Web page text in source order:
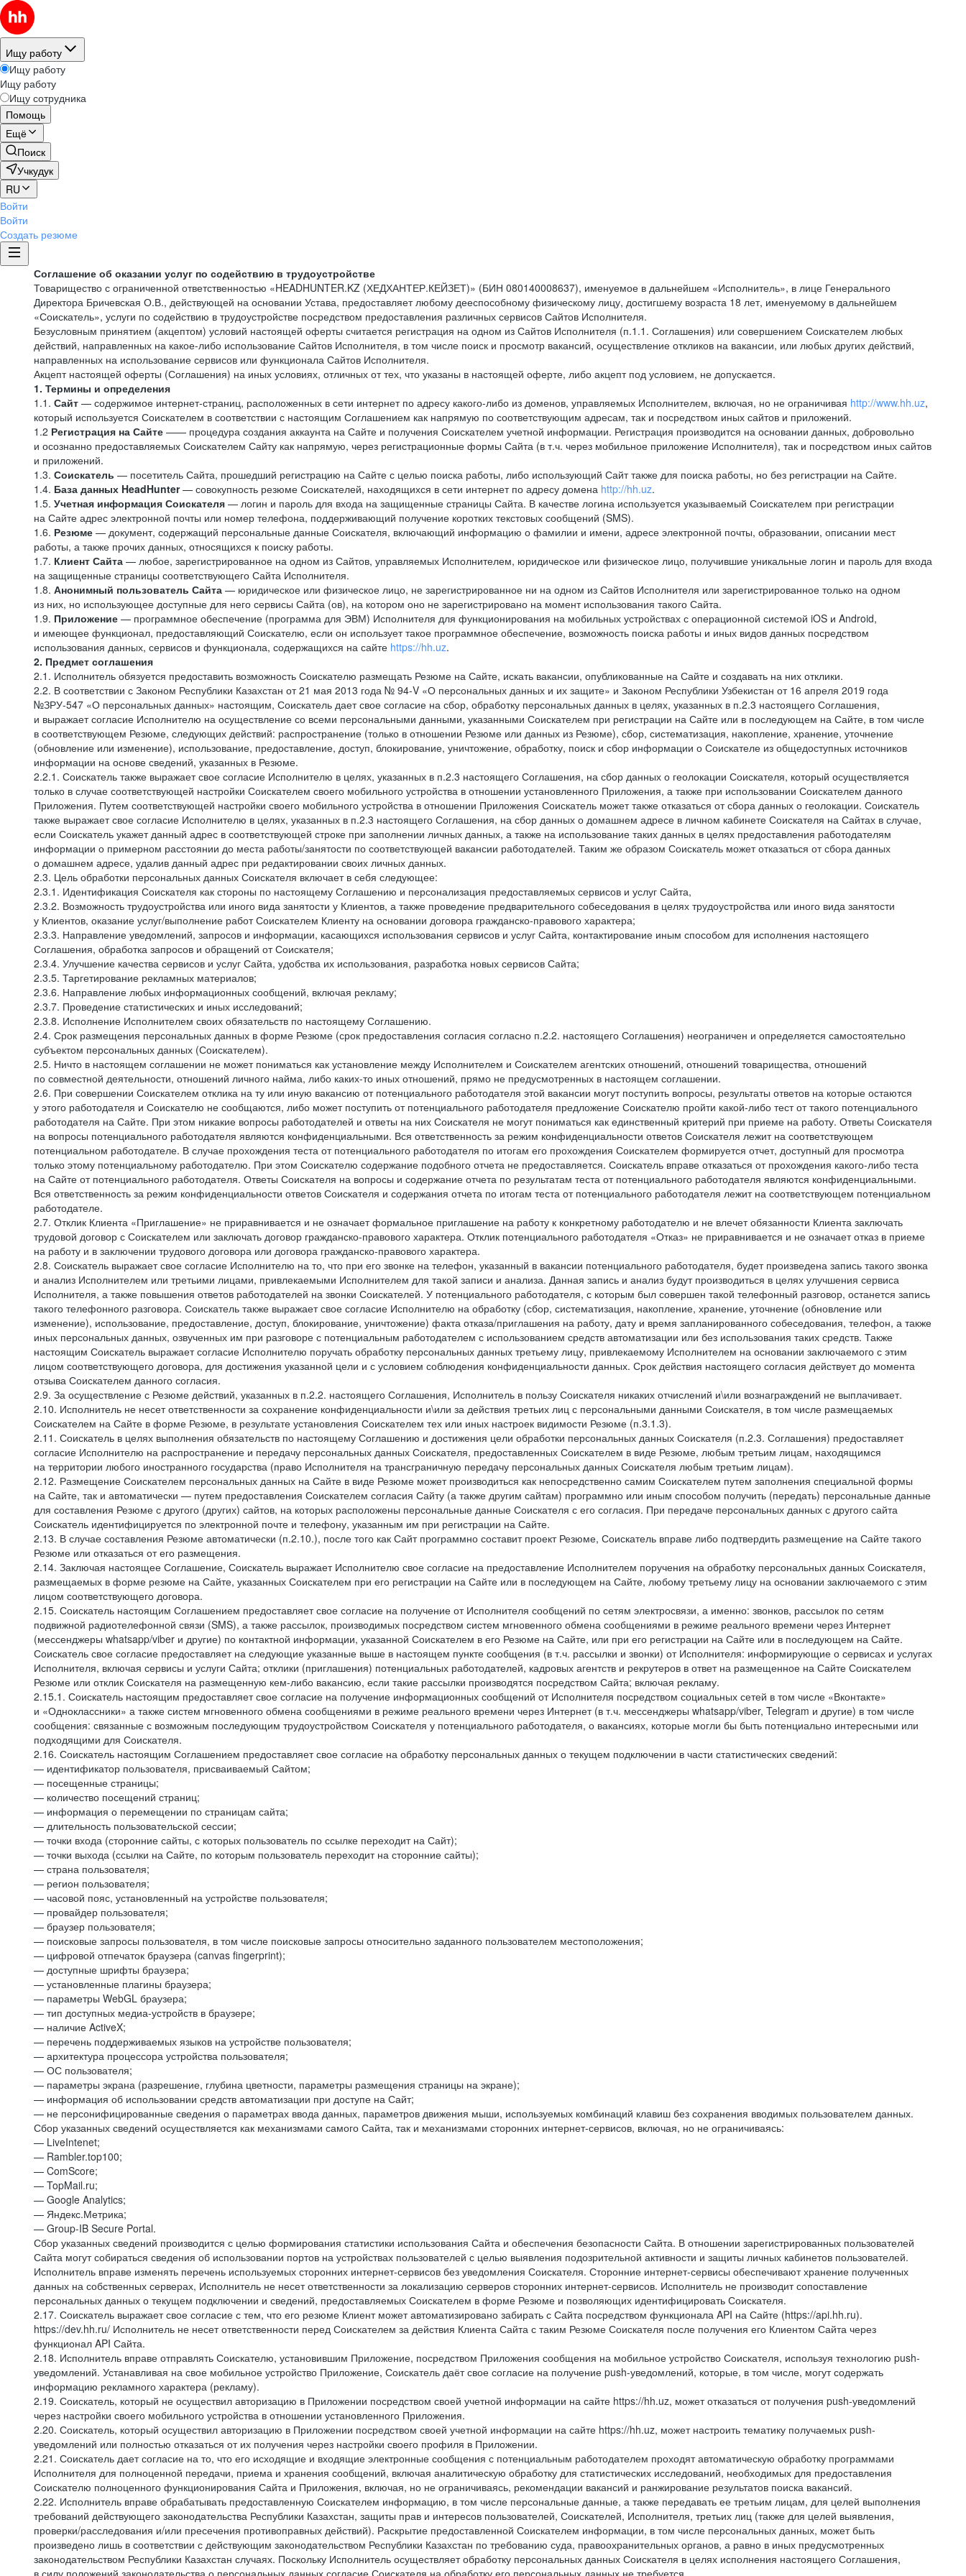
Ищу работу
Ищу работу
Ищу работу
Ищу сотрудника
Помощь
Ещё
Поиск
Учкудук
RU
Войти
Войти
Создать резюме
Соглашение об оказании услуг по содействию в трудоустройстве
Товарищество с ограниченной ответственностью «HEADHUNTER.KZ (ХЕДХАНТЕР.КЕЙЗЕТ)» (БИН 080140008637), именуемое в дальнейшем «Исполнитель», в лице Генерального
Директора Бричевская О.В., действующей на основании Устава, предоставляет любому дееспособному физическому лицу, достигшему возраста 18 лет, именуемому в дальнейшем
«Соискатель», услуги по содействию в трудоустройстве посредством предоставления различных сервисов Сайтов Исполнителя.
Безусловным принятием (акцептом) условий настоящей оферты считается регистрация на одном из Сайтов Исполнителя (п.1.1. Соглашения) или совершением Соискателем любых
действий, направленных на какое-либо использование Сайтов Исполнителя, в том числе поиск и просмотр вакансий, осуществление откликов на вакансии, или любых других действий,
направленных на использование сервисов или функционала Сайтов Исполнителя.
Акцепт настоящей оферты (Соглашения) на иных условиях, отличных от тех, что указаны в настоящей оферте, либо акцепт под условием, не допускается.
1. Термины и определения
1.1. Сайт — содержимое интернет-страниц, расположенных в сети интернет по адресу какого-либо из доменов, управляемых Исполнителем, включая, но не ограничивая http://www.hh.uz,
который используется Соискателем в соответствии с настоящим Соглашением как напрямую по соответствующим адресам, так и посредством иных сайтов и приложений.
1.2 Регистрация на Сайте —— процедура создания аккаунта на Сайте и получения Соискателем учетной информации. Регистрация производится на основании данных, добровольно
и осознанно предоставляемых Соискателем Сайту как напрямую, через регистрационные формы Сайта (в т.ч. через мобильное приложение Исполнителя), так и посредством иных сайтов
и приложений.
1.3. Соискатель — посетитель Сайта, прошедший регистрацию на Сайте с целью поиска работы, либо использующий Сайт также для поиска работы, но без регистрации на Сайте.
1.4. База данных HeadHunter— совокупность резюме Соискателей, находящихся в сети интернет по адресу домена http://hh.uz.
1.5. Учетная информация Соискателя — логин и пароль для входа на защищенные страницы Сайта. В качестве логина используется указываемый Соискателем при регистрации
на Сайте адрес электронной почты или номер телефона, поддерживающий получение коротких текстовых сообщений (SMS).
1.6. Резюме — документ, содержащий персональные данные Соискателя, включающий информацию о фамилии и имени, адресе электронной почты, образовании, описании мест
работы, а также прочих данных, относящихся к поиску работы.
1.7. Клиент Сайта — любое, зарегистрированное на одном из Сайтов, управляемых Исполнителем, юридическое или физическое лицо, получившие уникальные логин и пароль для входа
на защищенные страницы соответствующего Сайта Исполнителя.
1.8. Анонимный пользователь Сайта — юридическое или физическое лицо, не зарегистрированное ни на одном из Сайтов Исполнителя или зарегистрированное только на одном
из них, но использующее доступные для него сервисы Сайта (ов), на котором оно не зарегистрировано на момент использования такого Сайта.
1.9. Приложение — программное обеспечение (программа для ЭВМ) Исполнителя для функционирования на мобильных устройствах с операционной системой iOS и Android,
и имеющее функционал, предоставляющий Соискателю, если он использует такое программное обеспечение, возможность поиска работы и иных видов данных посредством
использования данных, сервисов и функционала, содержащихся на сайте https://hh.uz.
2. Предмет соглашения
2.1. Исполнитель обязуется предоставить возможность Соискателю размещать Резюме на Сайте, искать вакансии, опубликованные на Сайте и создавать на них отклики.
2.2. В соответствии с Законом Республики Казахстан от 21 мая 2013 года № 94-V «О персональных данных и их защите» и Законом Республики Узбекистан от 16 апреля 2019 года
№ЗРУ-547 «О персональных данных» настоящим, Соискатель дает свое согласие на сбор, обработку персональных данных в целях, указанных в п.2.3 настоящего Соглашения,
и выражает согласие Исполнителю на осуществление со всеми персональными данными, указанными Соискателем при регистрации на Сайте или в последующем на Сайте, в том числе
в соответствующем Резюме, следующих действий: распространение (только в отношении Резюме или данных из Резюме), сбор, систематизация, накопление, хранение, уточнение
(обновление или изменение), использование, предоставление, доступ, блокирование, уничтожение, обработку, поиск и сбор информации о Соискателе из общедоступных источников
информации на основе сведений, указанных в Резюме.
2.2.1. Соискатель также выражает свое согласие Исполнителю в целях, указанных в п.2.3 настоящего Соглашения, на сбор данных о геолокации Соискателя, который осуществляется
только в случае соответствующей настройки Соискателем своего мобильного устройства в отношении установленного Приложения, а также при использовании Соискателем данного
Приложения. Путем соответствующей настройки своего мобильного устройства в отношении Приложения Соискатель может также отказаться от сбора данных о геолокации. Соискатель
также выражает свое согласие Исполнителю в целях, указанных в п.2.3 настоящего Соглашения, на сбор данных о домашнем адресе в личном кабинете Соискателя на Сайтах в случае,
если Соискатель укажет данный адрес в соответствующей строке при заполнении личных данных, а также на использование таких данных в целях предоставления работодателям
информации о примерном расстоянии до места работы/занятости по соответствующей вакансии работодателей. Таким же образом Соискатель может отказаться от сбора данных
о домашнем адресе, удалив данный адрес при редактировании своих личных данных.
2.3. Цель обработки персональных данных Соискателя включает в себя следующее:
2.3.1. Идентификация Соискателя как стороны по настоящему Соглашению и персонализация предоставляемых сервисов и услуг Сайта,
2.3.2. Возможность трудоустройства или иного вида занятости у Клиентов, а также проведение предварительного собеседования в целях трудоустройства или иного вида занятости
у Клиентов, оказание услуг/выполнение работ Соискателем Клиенту на основании договора гражданско-правового характера;
2.3.3. Направление уведомлений, запросов и информации, касающихся использования сервисов и услуг Сайта, контактирование иным способом для исполнения настоящего
Соглашения, обработка запросов и обращений от Соискателя;
2.3.4. Улучшение качества сервисов и услуг Сайта, удобства их использования, разработка новых сервисов Сайта;
2.3.5. Таргетирование рекламных материалов;
2.3.6. Направление любых информационных сообщений, включая рекламу;
2.3.7. Проведение статистических и иных исследований;
2.3.8. Исполнение Исполнителем своих обязательств по настоящему Соглашению.
2.4. Срок размещения персональных данных в форме Резюме (срок предоставления согласия согласно п.2.2. настоящего Соглашения) неограничен и определяется самостоятельно
субъектом персональных данных (Соискателем).
2.5. Ничто в настоящем соглашении не может пониматься как установление между Исполнителем и Соискателем агентских отношений, отношений товарищества, отношений
по совместной деятельности, отношений личного найма, либо каких-то иных отношений, прямо не предусмотренных в настоящем соглашении.
2.6. При совершении Соискателем отклика на ту или иную вакансию от потенциального работодателя этой вакансии могут поступить вопросы, результаты ответов на которые остаются
у этого работодателя и Соискателю не сообщаются, либо может поступить от потенциального работодателя предложение Соискателю пройти какой-либо тест от такого потенциального
работодателя на Сайте. При этом никакие вопросы работодателей и ответы на них Соискателя не могут пониматься как единственный критерий при приеме на работу. Ответы Соискателя
на вопросы потенциального работодателя являются конфиденциальными. Вся ответственность за режим конфиденциальности ответов Соискателя лежит на соответствующем
потенциальном работодателе. В случае прохождения теста от потенциального работодателя по итогам его прохождения Соискателем формируется отчет, доступный для просмотра
только этому потенциальному работодателю. При этом Соискателю содержание подобного отчета не предоставляется. Соискатель вправе отказаться от прохождения какого-либо теста
на Сайте от потенциального работодателя. Ответы Соискателя на вопросы и содержание отчета по результатам теста от потенциального работодателя являются конфиденциальными.
Вся ответственность за режим конфиденциальности ответов Соискателя и содержания отчета по итогам теста от потенциального работодателя лежит на соответствующем потенциальном
работодателе.
2.7. Отклик Клиента «Приглашение» не приравнивается и не означает формальное приглашение на работу к конкретному работодателю и не влечет обязанности Клиента заключать
трудовой договор с Соискателем или заключать договор гражданско-правового характера. Отклик потенциального работодателя «Отказ» не приравнивается и не означает отказ в приеме
на работу и в заключении трудового договора или договора гражданско-правового характера.
2.8. Соискатель выражает свое согласие Исполнителю на то, что при его звонке на телефон, указанный в вакансии потенциального работодателя, будет произведена запись такого звонка
и анализ Исполнителем или третьими лицами, привлекаемыми Исполнителем для такой записи и анализа. Данная запись и анализ будут производиться в целях улучшения сервиса
Исполнителя, а также повышения ответов работодателей на звонки Соискателей. У потенциального работодателя, с которым был совершен такой телефонный разговор, останется запись
такого телефонного разговора. Соискатель также выражает свое согласие Исполнителю на обработку (сбор, систематизация, накопление, хранение, уточнение (обновление или
изменение), использование, предоставление, доступ, блокирование, уничтожение) факта отказа/приглашения на работу, дату и время запланированного собеседования, телефон, а также
иных персональных данных, озвученных им при разговоре с потенциальным работодателем с использованием средств автоматизации или без использования таких средств. Также
настоящим Соискатель выражает согласие Исполнителю поручать обработку персональных данных третьему лицу, привлекаемому Исполнителем на основании заключаемого с этим
лицом соответствующего договора, для достижения указанной цели и с условием соблюдения конфиденциальности данных. Срок действия настоящего согласия действует до момента
отзыва Соискателем данного согласия.
2.9. За осуществление с Резюме действий, указанных в п.2.2. настоящего Соглашения, Исполнитель в пользу Соискателя никаких отчислений и\или вознаграждений не выплачивает.
2.10. Исполнитель не несет ответственности за сохранение конфиденциальности и\или за действия третьих лиц с персональными данными Соискателя, в том числе размещаемых
Соискателем на Сайте в форме Резюме, в результате установления Соискателем тех или иных настроек видимости Резюме (п.3.1.3).
2.11. Соискатель в целях выполнения обязательств по настоящему Соглашению и достижения цели обработки персональных данных Соискателя (п.2.3. Соглашения) предоставляет
согласие Исполнителю на распространение и передачу персональных данных Соискателя, предоставленных Соискателем в виде Резюме, любым третьим лицам, находящимся
на территории любого иностранного государства (право Исполнителя на трансграничную передачу персональных данных Соискателя любым третьим лицам).
2.12. Размещение Соискателем персональных данных на Сайте в виде Резюме может производиться как непосредственно самим Соискателем путем заполнения специальной формы
на Сайте, так и автоматически — путем предоставления Соискателем согласия Сайту (а также другим сайтам) программно или иным способом получить (передать) персональные данные
для составления Резюме с другого (других) сайтов, на которых расположены персональные данные Соискателя с его согласия. При передаче персональных данных с другого сайта
Соискатель идентифицируется по электронной почте и телефону, указанным им при регистрации на Сайте.
2.13. В случае составления Резюме автоматически (п.2.10.), после того как Сайт программно составит проект Резюме, Соискатель вправе либо подтвердить размещение на Сайте такого
Резюме или отказаться от его размещения.
2.14. Заключая настоящее Соглашение, Соискатель выражает Исполнителю свое согласие на предоставление Исполнителем поручения на обработку персональных данных Соискателя,
размещаемых в форме резюме на Сайте, указанных Соискателем при его регистрации на Сайте или в последующем на Сайте, любому третьему лицу на основании заключаемого с этим
лицом соответствующего договора.
2.15. Соискатель настоящим Соглашением предоставляет свое согласие на получение от Исполнителя сообщений по сетям электросвязи, а именно: звонков, рассылок по сетям
подвижной радиотелефонной связи (SMS), а также рассылок, производимых посредством систем мгновенного обмена сообщениями в режиме реального времени через Интернет
(мессенджеры whatsapp/viber и другие) по контактной информации, указанной Соискателем в его Резюме на Сайте, или при его регистрации на Сайте или в последующем на Сайте.
Соискатель свое согласие предоставляет на следующие указанные выше в настоящем пункте сообщения (в т.ч. рассылки и звонки) от Исполнителя: информирующие о сервисах и услугах
Исполнителя, включая сервисы и услуги Сайта; отклики (приглашения) потенциальных работодателей, кадровых агентств и рекрутеров в ответ на размещенное на Сайте Соискателем
Резюме или отклик Соискателя на размещенную кем-либо вакансию, если такие рассылки производятся посредством Сайта; включая рекламу.
2.15.1. Соискатель настоящим предоставляет свое согласие на получение информационных сообщений от Исполнителя посредством социальных сетей в том числе «Вконтакте»
и «Одноклассники» а также систем мгновенного обмена сообщениями в режиме реального времени через Интернет (в т.ч. мессенджеры whatsapp/viber, Telegram и другие) в том числе
сообщения: связанные с возможным последующим трудоустройством Соискателя у потенциального работодателя, о вакансиях, которые могли бы быть потенциально интересными или
подходящими для Соискателя.
2.16. Соискатель настоящим Соглашением предоставляет свое согласие на обработку персональных данных о текущем подключении в части статистических сведений:
— идентификатор пользователя, присваиваемый Сайтом;
— посещенные страницы;
— количество посещений страниц;
— информация о перемещении по страницам сайта;
— длительность пользовательской сессии;
— точки входа (сторонние сайты, с которых пользователь по ссылке переходит на Сайт);
— точки выхода (ссылки на Сайте, по которым пользователь переходит на сторонние сайты);
— страна пользователя;
— регион пользователя;
— часовой пояс, установленный на устройстве пользователя;
— провайдер пользователя;
— браузер пользователя;
— поисковые запросы пользователя, в том числе поисковые запросы относительно заданного пользователем местоположения;
— цифровой отпечаток браузера (canvas fingerprint);
— доступные шрифты браузера;
— установленные плагины браузера;
— параметры WebGL браузера;
— тип доступных медиа-устройств в браузере;
— наличие ActiveX;
— перечень поддерживаемых языков на устройстве пользователя;
— архитектура процессора устройства пользователя;
— ОС пользователя;
— параметры экрана (разрешение, глубина цветности, параметры размещения страницы на экране);
— информация об использовании средств автоматизации при доступе на Сайт;
— не персонифицированные сведения о параметрах ввода данных, параметров движения мыши, используемых комбинаций клавиш без сохранения вводимых пользователем данных.
Сбор указанных сведений осуществляется как механизмами самого Сайта, так и механизмами сторонних интернет-сервисов, включая, но не ограничиваясь:
— LiveIntenet;
— Rambler.top100;
— ComScore;
— TopMail.ru;
— Google Analytics;
— Яндекс.Метрика;
— Group-IB Secure Portal.
Сбор указанных сведений производится с целью формирования статистики использования Сайта и обеспечения безопасности Сайта. В отношении зарегистрированных пользователей
Сайта могут собираться сведения об использовании портов на устройствах пользователей с целью выявления подозрительной активности и защиты личных кабинетов пользователей.
Исполнитель вправе изменять перечень используемых сторонних интернет-сервисов без уведомления Соискателя. Сторонние интернет-сервисы обеспечивают хранение полученных
данных на собственных серверах, Исполнитель не несет ответственности за локализацию серверов сторонних интернет-сервисов. Исполнитель не производит сопоставление
персональных данных о текущем подключении и сведений, предоставляемых Соискателем в форме Резюме и позволяющих идентифицировать Соискателя.
2.17. Соискатель выражает свое согласие с тем, что его резюме Клиент может автоматизировано забирать с Сайта посредством функционала API на Сайте (https://api.hh.ru).
https://dev.hh.ru/ Исполнитель не несет ответственности перед Соискателем за действия Клиента Сайта с таким Резюме Соискателя после получения его Клиентом Сайта через
функционал API Сайта.
2.18. Исполнитель вправе отправлять Соискателю, установившим Приложение, посредством Приложения сообщения на мобильное устройство Соискателя, используя технологию push-
уведомлений. Устанавливая на свое мобильное устройство Приложение, Соискатель даёт свое согласие на получение push-уведомлений, которые, в том числе, могут содержать
информацию рекламного характера (рекламу).
2.19. Соискатель, который не осуществил авторизацию в Приложении посредством своей учетной информации на сайте https://hh.uz, может отказаться от получения push-уведомлений
через настройки своего мобильного устройства в отношении установленного Приложения.
2.20. Соискатель, который осуществил авторизацию в Приложении посредством своей учетной информации на сайте https://hh.uz, может настроить тематику получаемых push-
уведомлений или полностью отказаться от их получения через настройки своего профиля в Приложении.
2.21. Соискатель дает согласие на то, что его исходящие и входящие электронные сообщения с потенциальным работодателем проходят автоматическую обработку программами
Исполнителя для полноценной передачи, приема и хранения сообщений, включая аналитическую обработку для статистических исследований, необходимых для предоставления
Соискателю полноценного функционирования Сайта и Приложения, включая, но не ограничиваясь, рекомендации вакансий и ранжирование результатов поиска вакансий.
2.22. Исполнитель вправе обрабатывать предоставленную Соискателем информацию, в том числе персональные данные, а также передавать ее третьим лицам, для целей выполнения
требований действующего законодательства Республики Казахстан, защиты прав и интересов пользователей, Соискателей, Исполнителя, третьих лиц (также для целей выявления,
проверки/расследования и/или пресечения противоправных действий). Раскрытие предоставленной Соискателем информации, в том числе персональных данных, может быть
произведено лишь в соответствии с действующим законодательством Республики Казахстан по требованию суда, правоохранительных органов, а равно в иных предусмотренных
законодательством Республики Казахстан случаях. Поскольку Исполнитель осуществляет обработку персональных данных Соискателя в целях исполнения настоящего Соглашения,
в силу положений законодательства о персональных данных согласие Соискателя на обработку его персональных данных не требуется.